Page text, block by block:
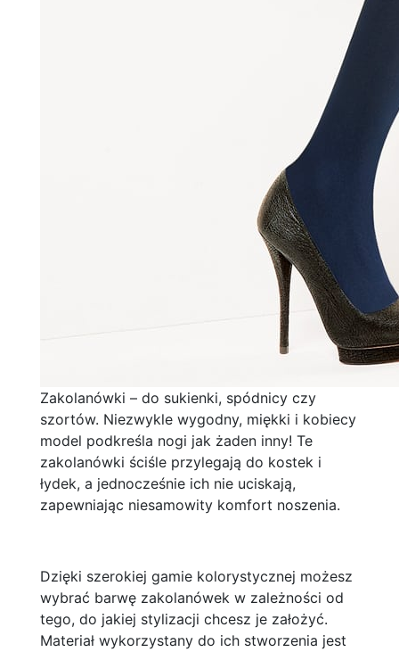
Zakolanówki – do sukienki, spódnicy czy
szortów. Niezwykle wygodny, miękki i kobiecy
model podkreśla nogi jak żaden inny! Te
zakolanówki ściśle przylegają do kostek i
łydek, a jednocześnie ich nie uciskają,
zapewniając niesamowity komfort noszenia.
Dzięki szerokiej gamie kolorystycznej możesz
wybrać barwę zakolanówek w zależności od
tego, do jakiej stylizacji chcesz je założyć.
Materiał wykorzystany do ich stworzenia jest